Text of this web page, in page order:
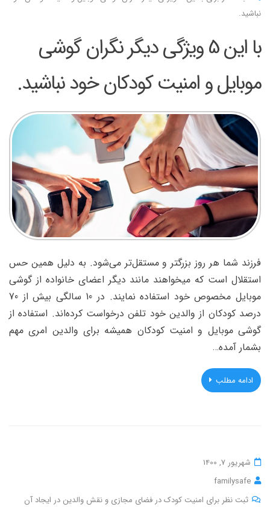
نباشید.
با این 5 ویژگی دیگر نگران گوشی
موبایل و امنیت کودکان خود نباشید.
فرزند شما هر روز بزرگتر و مستقل‌تر می‌شود. به دلیل همین حس
استقلال است که میخواهند مانند دیگر اعضای خانواده از گوشی
موبایل مخصوص خود استفاده نمایند. در 10 سالگی بیش از 70
درصد کودکان از والدین خود تلفن درخواست کرده‌اند. استفاده از
گوشی موبایل و امنیت کودکان همیشه برای والدین امری مهم
بشمار آمده…
ادامه مطلب
شهریور 7, 1400
familysafe
ثبت نظر برای امنیت کودک در فضای مجازی و نقش والدین در ایجاد آن